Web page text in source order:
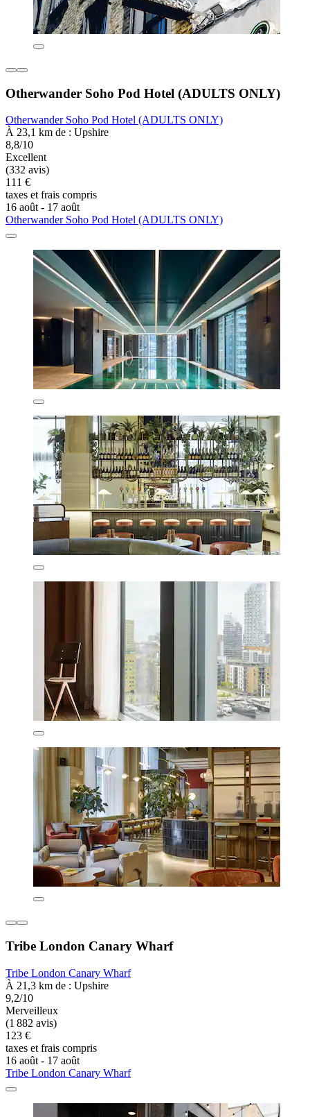
Otherwander Soho Pod Hotel (ADULTS ONLY)
Otherwander Soho Pod Hotel (ADULTS ONLY)
À 23,1 km de : Upshire
8,8/10
Excellent
(332 avis)
111 €
taxes et frais compris
16 août - 17 août
Otherwander Soho Pod Hotel (ADULTS ONLY)
Tribe London Canary Wharf
Tribe London Canary Wharf
À 21,3 km de : Upshire
9,2/10
Merveilleux
(1 882 avis)
123 €
taxes et frais compris
16 août - 17 août
Tribe London Canary Wharf